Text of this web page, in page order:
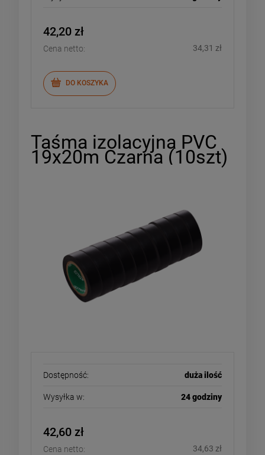
42,20 zł
Cena netto: 34,31 zł
DO KOSZYKA
Taśma izolacyjna PVC
19x20m Czarna (10szt)
Dostępność: duża ilość
Wysyłka w: 24 godziny
42,60 zł
Cena netto: 34,63 zł